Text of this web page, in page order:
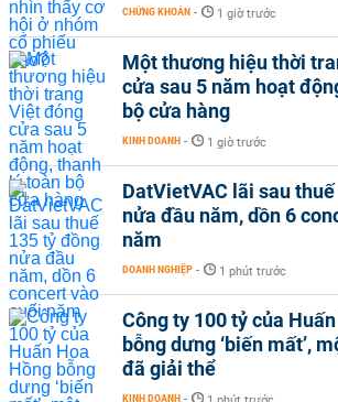
CHỨNG KHOÁN - 1 giờ trước
Một thương hiệu thời
cửa sau 5 năm hoạt
bộ cửa hàng
KINH DOANH - 1 giờ trước
DatVietVAC lãi sau
nửa đầu năm, dồn 6
năm
DOANH NGHIỆP - 1 phút trước
Công ty 100 tỷ của
bỗng dưng ‘biến mất’,
đã giải thể
KINH DOANH